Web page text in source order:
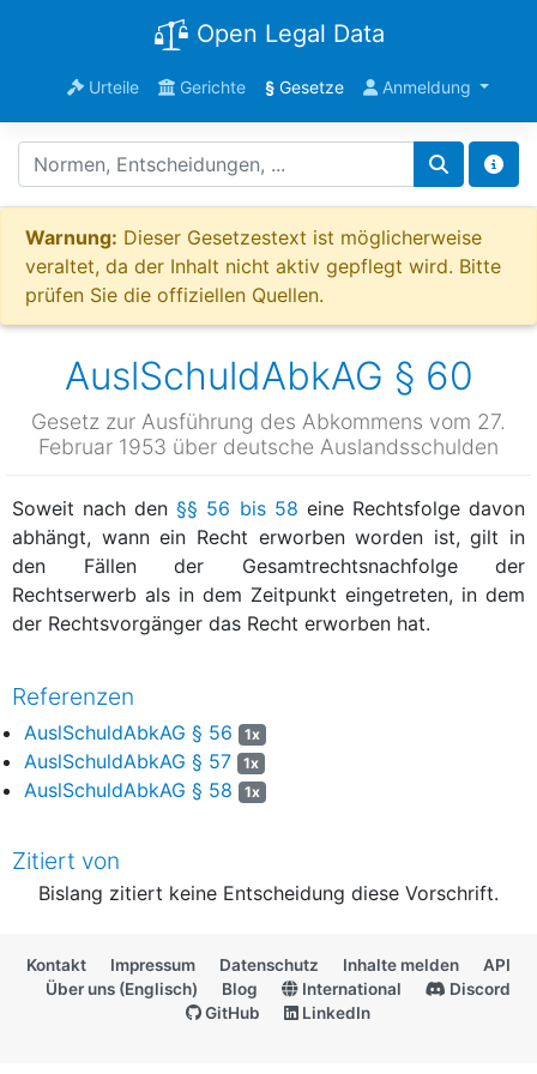
Open Legal Data
Urteile Gerichte §Gesetze Anmeldung
Warnung: Dieser Gesetzestext ist möglicherweise
veraltet, da der Inhalt nicht aktiv gepflegt wird. Bitte
prüfen Sie die offiziellen Quellen.
AuslSchuldAbkAG § 60
Gesetz zur Ausführung des Abkommens vom 27.
Februar 1953 über deutsche Auslandsschulden
Soweit nach den§§ 56 bis 58 eine Rechtsfolge davon
abhängt, wann ein Recht erworben worden ist, gilt in
den Fällen der Gesamtrechtsnachfolge der
Rechtserwerb als in dem Zeitpunkt eingetreten, in dem
der Rechtsvorgänger das Recht erworben hat.
Referenzen
AuslSchuldAbkAG § 56 1x
AuslSchuldAbkAG § 57 1x
AuslSchuldAbkAG § 58 1x
Zitiert von
Bislang zitiert keine Entscheidung diese Vorschrift.
Kontakt Impressum Datenschutz Inhalte melden
API
Über uns (Englisch)
Blog International
Discord
GitHub
LinkedIn